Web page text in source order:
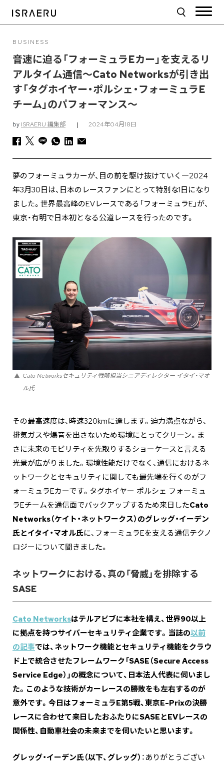
BUSINESS
音速に迫る「フォーミュラEカー」を支えるリ
アルタイム通信〜Cato Networksが引き出
す「タグホイヤー・ポルシェ・フォーミュラE
チーム」のパフォーマンス〜
by ISRAERU 編集部 | 2024年04月18日
夢のフォーミュラカーが、目の前を駆け抜けていく―2024
年3月30日は、日本のレースファンにとって特別な1日になり
ました。世界最高峰のEVレースである「フォーミュラE」が、
東京・有明で日本初となる公道レースを行ったのです。
Cato Networksセキュリティ戦略担当シニアディレクター イタイ・マオ
ル氏
その最高速度は、時速320kmに達します。迫力満点ながら、
排気ガスや爆音を出さないため環境にとってクリーン。ま
さに未来のモビリティを先取りするショーケースと言える
光景が広がりました。環境性能だけでなく、通信におけるネ
ットワークとセキュリティに関しても最先端を行くのがフ
ォーミュラEカーです。タグホイヤー ポルシェ フォーミュ
ラEチームを通信面でバックアップするため来日したCato
Networks（ケイト・ネットワークス）のグレッグ・イーデン
氏とイタイ・マオル氏に、フォーミュラEを支える通信テクノ
ロジーについて聞きました。
ネットワークにおける、真の「脅威」を排除する
SASE
Cato Networksはテルアビブに本社を構え、世界90以上
に拠点を持つサイバーセキュリティ企業です。当誌の以前
の記事では、ネットワーク機能とセキュリティ機能をクラウ
ド上で統合させたフレームワーク「SASE（Secure Access
Service Edge）」の概念について、日本法人代表に伺いまし
た。このような技術がカーレースの勝敗をも左右するのが
意外です。今日はフォーミュラE第5戦、東京E-Prixの決勝
レースに合わせて来日したおふたりにSASEとEVレースの
関係性、自動車社会の未来までを伺いたいと思います。
グレッグ・イーデン氏（以下、グレッグ） ：ありがとうござい